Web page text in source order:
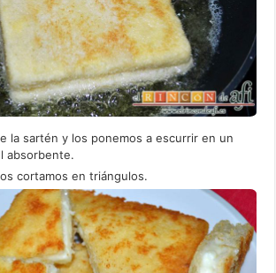
la sartén y los ponemos a escurrir en un
absorbente.
cortamos en triángulos.